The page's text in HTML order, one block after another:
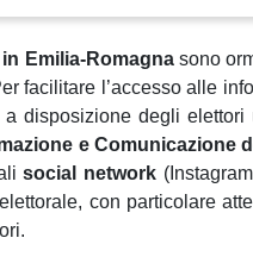
Emilia-Romagnasono
facilitare l’accesso alle
a disposizione degli elettori
e Comunicazione
social network
con particolare